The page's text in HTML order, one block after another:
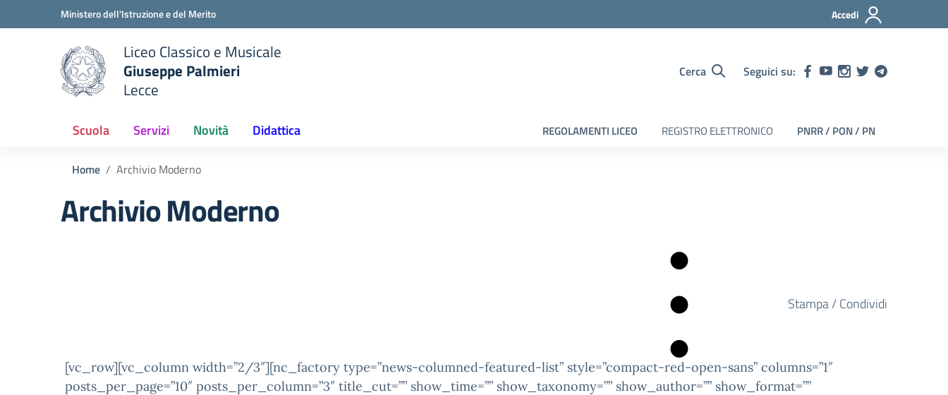
Vai ai contenuti
Vai al menu di navigazioneMinistero dell'Istruzione e del Merito Accedi
scuola
Liceo Classico e Musicale
Giuseppe Palmieri
Lecce
Cerca Seguici su:
Scuola Servizi Novità Didattica REGOLAMENTI LICEO REGISTRO ELETTRONICO PNRR / PON / PN
Home Archivio Moderno
Archivio Moderno
Stampa / Condividi
[vc_row][vc_column width=”2/3″][nc_factory type=”news-columned-featured-list” style=”compact-red-open-sans” columns=”1″
posts_per_page=”10″ posts_per_column=”3″ title_cut=”” show_time=”” show_taxonomy=”” show_author=”” show_format=””